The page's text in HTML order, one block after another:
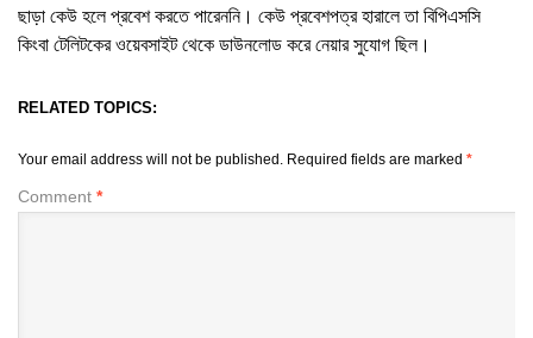
ছাড়া কেউ হলে প্রবেশ করতে পারেননি। কেউ প্রবেশপত্র হারালে তা বিপিএসসি
কিংবা টেলিটকের ওয়েবসাইট থেকে ডাউনলোড করে নেয়ার সুযোগ ছিল।
RELATED TOPICS:
Your email address will not be published. Required fields are marked *
Comment *